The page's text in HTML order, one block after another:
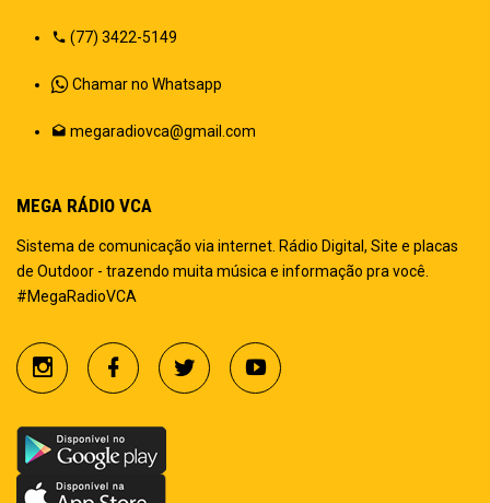
(77) 3422-5149
Chamar no Whatsapp
megaradiovca@gmail.com
MEGA RÁDIO VCA
Sistema de comunicação via internet. Rádio Digital, Site e placas
de Outdoor - trazendo muita música e informação pra você.
#MegaRadioVCA